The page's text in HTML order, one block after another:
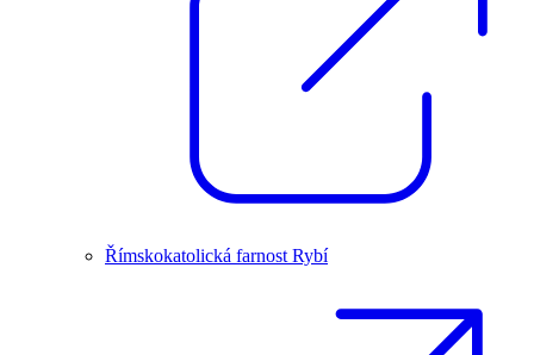
Římskokatolická farnost Rybí